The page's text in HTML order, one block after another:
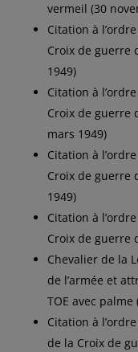
vermeil (30
Citation à
Croix de guerre
1949)
Citation à
Croix de guerre
mars 1949)
Citation à
Croix de guerre
1949)
Citation à
Croix de guerre
Chevalier de la
de l’armée et
TOE avec
Citation à
de la Croix de